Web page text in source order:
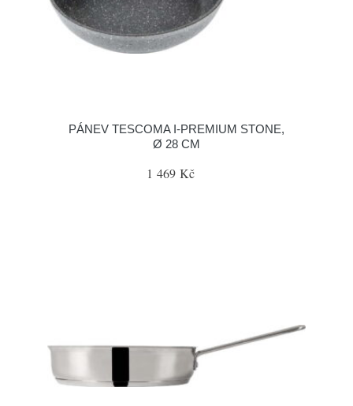
PÁNEV TESCOMA I-PREMIUM STONE,
Ø 28 CM
1 469 Kč